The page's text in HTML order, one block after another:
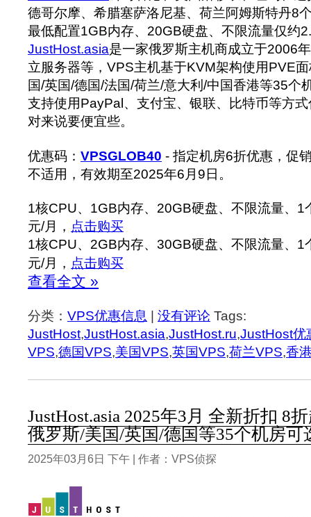
德哥尔摩、希腊塞萨洛尼基、荷兰阿姆斯特丹8
最低配置1GB内存、20GB硬盘、不限流量仅约
JustHost.asia是一家俄罗斯主机商成立于2006
立服务器等，VPS主机基于KVM架构使用PVE
国/英国/德国/法国/荷兰/意大利/中国香港等35个
支持使用PayPal、支付宝、银联、比特币等方
对来说要便宜些。
优惠码： VPSGLOB40 - 指定机房6折优惠，促
不适用，有效期至2025年6月9日。
1核CPU、1GB内存、20GB硬盘、不限流量、1
元/月， 点击购买
1核CPU、2GB内存、30GB硬盘、不限流量、1
元/月， 点击购买
查看全文 »
分类： VPS优惠信息 | 没有评论 Tags:
JustHost,JustHost.asia,JustHost.ru,JustHost优
VPS,德国VPS,美国VPS,英国VPS,荷兰VPS,香
JustHost.asia 2025年3月 全新折扣 8
俄罗斯/美国/英国/德国等35个机房可
2025年03月6日 下午 | 作者：VPS侦探